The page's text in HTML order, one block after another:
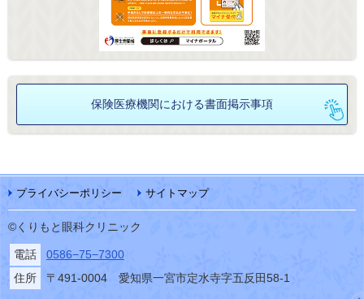
保険医療機関における書面掲示事項
プライバシーポリシー サイトマップ
©くりもと眼科クリニック
電話
0586−75−7300
住所
〒491-0004 愛知県一宮市定水寺字五反田58-1